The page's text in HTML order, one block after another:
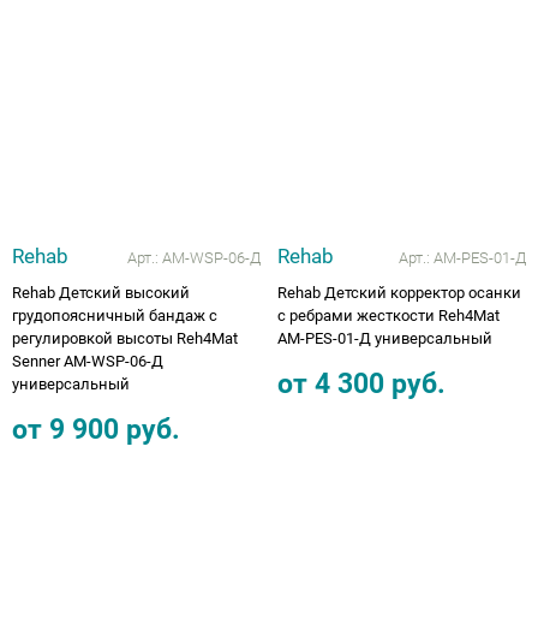
Rehab Арт.: AM-WSP-06-Д
Rehab Детский высокий
грудопоясничный бандаж с
регулировкой высоты Reh4Mat
Senner AM-WSP-06-Д
универсальный
от 9 900 руб.
Rehab Арт.: AM-PES-01-Д
Rehab Детский корректор осанки
с ребрами жесткости Reh4Mat
AM-PES-01-Д универсальный
от 4 300 руб.
ОПОРЫ, ВЕРТИКАЛИЗАТОРЫ, Оборудование
для ЛФК
Одежда ортопедическая (адаптивная) для
инвалидов
Индивидуальное изготовление